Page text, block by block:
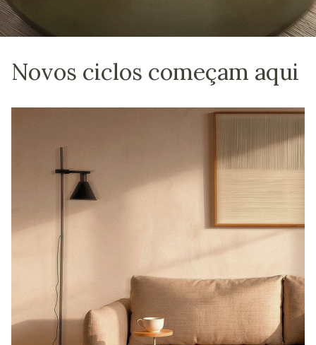
Novos ciclos começam aqui